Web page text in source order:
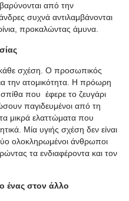
από την
συχνά αντιλαμβάνονται
προκαλώντας άμυνα.
κάθε σχέση. Ο προσωπικός
την ατομικότητα. Η πρόωρη
που έφερε το ζευγάρι
παγιδευμένοι από τη
μικρά ελαττώματα που
Μία υγιής σχέση δεν είναι
ολοκληρωμένοι άνθρωποι
τα ενδιαφέροντα και τον
ένας στον άλλο